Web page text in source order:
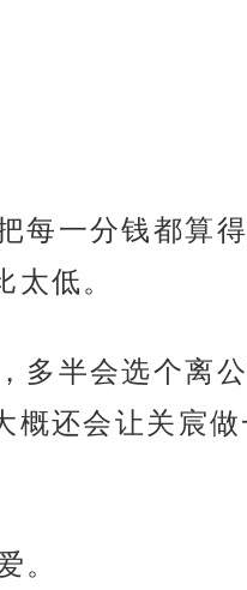
每一分钱都算
低。
多半会选个离
概还会让关宸
。